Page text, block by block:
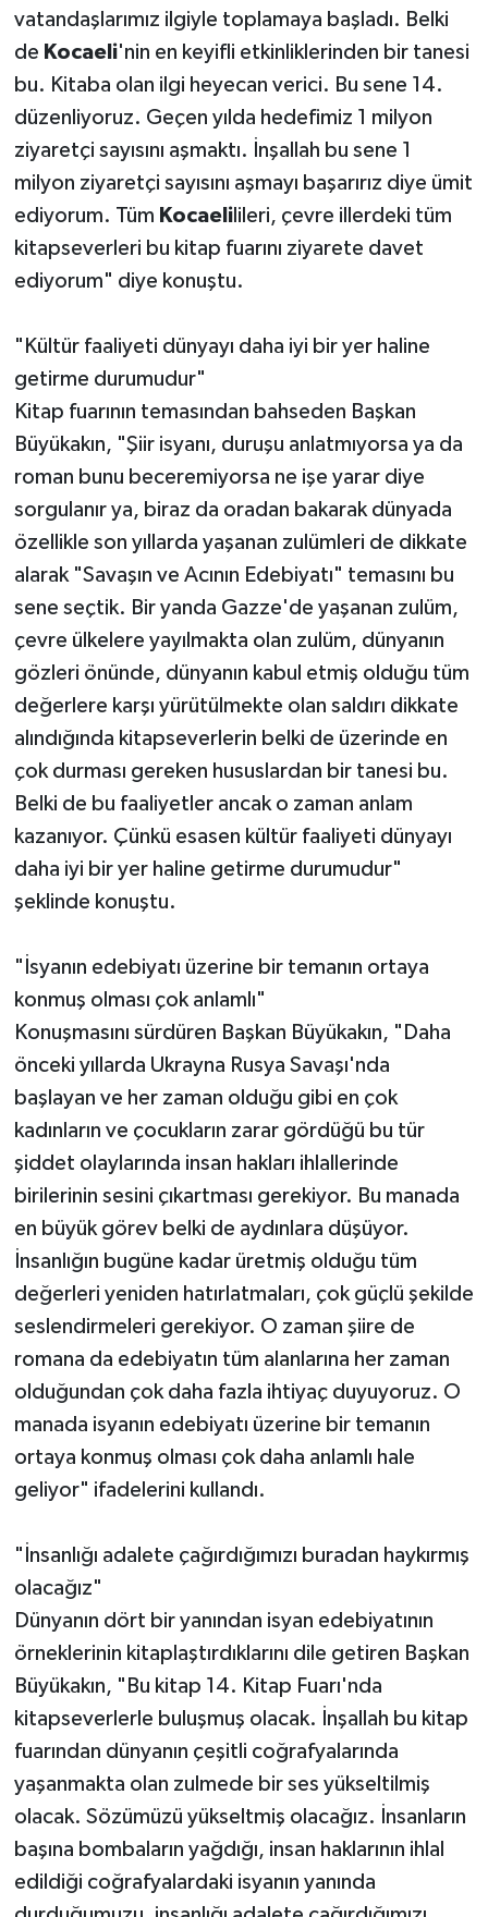
vatandaşlarımız ilgiyle toplamaya başladı. Belki
de Kocaeli'nin en keyifli etkinliklerinden bir tanesi
bu. Kitaba olan ilgi heyecan verici. Bu sene 14.
düzenliyoruz. Geçen yılda hedefimiz 1 milyon
ziyaretçi sayısını aşmaktı. İnşallah bu sene 1
milyon ziyaretçi sayısını aşmayı başarırız diye ümit
ediyorum. Tüm Kocaelilileri, çevre illerdeki tüm
kitapseverleri bu kitap fuarını ziyarete davet
ediyorum" diye konuştu.
"Kültür faaliyeti dünyayı daha iyi bir yer haline
getirme durumudur"
Kitap fuarının temasından bahseden Başkan
Büyükakın, "Şiir isyanı, duruşu anlatmıyorsa ya da
roman bunu beceremiyorsa ne işe yarar diye
sorgulanır ya, biraz da oradan bakarak dünyada
özellikle son yıllarda yaşanan zulümleri de dikkate
alarak "Savaşın ve Acının Edebiyatı" temasını bu
sene seçtik. Bir yanda Gazze'de yaşanan zulüm,
çevre ülkelere yayılmakta olan zulüm, dünyanın
gözleri önünde, dünyanın kabul etmiş olduğu tüm
değerlere karşı yürütülmekte olan saldırı dikkate
alındığında kitapseverlerin belki de üzerinde en
çok durması gereken hususlardan bir tanesi bu.
Belki de bu faaliyetler ancak o zaman anlam
kazanıyor. Çünkü esasen kültür faaliyeti dünyayı
daha iyi bir yer haline getirme durumudur"
şeklinde konuştu.
"İsyanın edebiyatı üzerine bir temanın ortaya
konmuş olması çok anlamlı"
Konuşmasını sürdüren Başkan Büyükakın, "Daha
önceki yıllarda Ukrayna Rusya Savaşı'nda
başlayan ve her zaman olduğu gibi en çok
kadınların ve çocukların zarar gördüğü bu tür
şiddet olaylarında insan hakları ihlallerinde
birilerinin sesini çıkartması gerekiyor. Bu manada
en büyük görev belki de aydınlara düşüyor.
İnsanlığın bugüne kadar üretmiş olduğu tüm
değerleri yeniden hatırlatmaları, çok güçlü şekilde
seslendirmeleri gerekiyor. O zaman şiire de
romana da edebiyatın tüm alanlarına her zaman
olduğundan çok daha fazla ihtiyaç duyuyoruz. O
manada isyanın edebiyatı üzerine bir temanın
ortaya konmuş olması çok daha anlamlı hale
geliyor" ifadelerini kullandı.
"İnsanlığı adalete çağırdığımızı buradan haykırmış
olacağız"
Dünyanın dört bir yanından isyan edebiyatının
örneklerinin kitaplaştırdıklarını dile getiren Başkan
Büyükakın, "Bu kitap 14. Kitap Fuarı'nda
kitapseverlerle buluşmuş olacak. İnşallah bu kitap
fuarından dünyanın çeşitli coğrafyalarında
yaşanmakta olan zulmede bir ses yükseltilmiş
olacak. Sözümüzü yükseltmiş olacağız. İnsanların
başına bombaların yağdığı, insan haklarının ihlal
edildiği coğrafyalardaki isyanın yanında